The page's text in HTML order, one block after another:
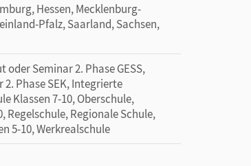
Hessen, Mecklenburg-
Pfalz, Saarland, Sachsen,
Seminar 2. Phase GESS,
Phase SEK, Integrierte
Klassen 7-10, Oberschule,
Regelschule, Regionale Schule,
5-10, Werkrealschule